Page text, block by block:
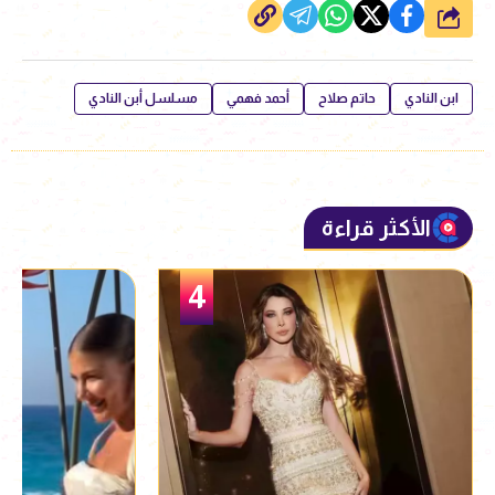
شارك
ابن النادي حاتم صلاح أحمد فهمي مسلسل أبن النادي
الأكثر قراءة
5